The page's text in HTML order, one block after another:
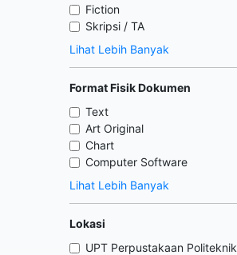
Fiction
Skripsi / TA
Lihat Lebih Banyak
Format Fisik Dokumen
Text
Art Original
Chart
Computer Software
Lihat Lebih Banyak
Lokasi
UPT Perpustakaan Politeknik